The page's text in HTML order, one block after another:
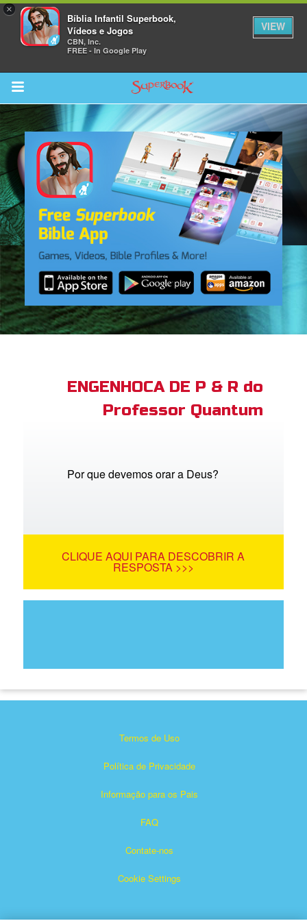
×
Bíblia Infantil Superbook,
Vídeos e Jogos
CBN, Inc.
FREE - In Google Play
VIEW
Return to Content
Bible App
ENGENHOCA DE P & R do
Professor Quantum
Por que devemos orar a Deus?
CLIQUE AQUI PARA DESCOBRIR A
RESPOSTA >>>
Termos de Uso
Política de Privacidade
Informação para os Pais
FAQ
Contate-nos
Cookie Settings